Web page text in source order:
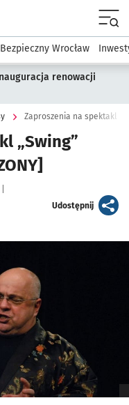
Dla mieszkańca
Bezpieczny Wrocław
renowacji
Zaproszenia na spektakl
„Swing”
Udostępnijartykuł